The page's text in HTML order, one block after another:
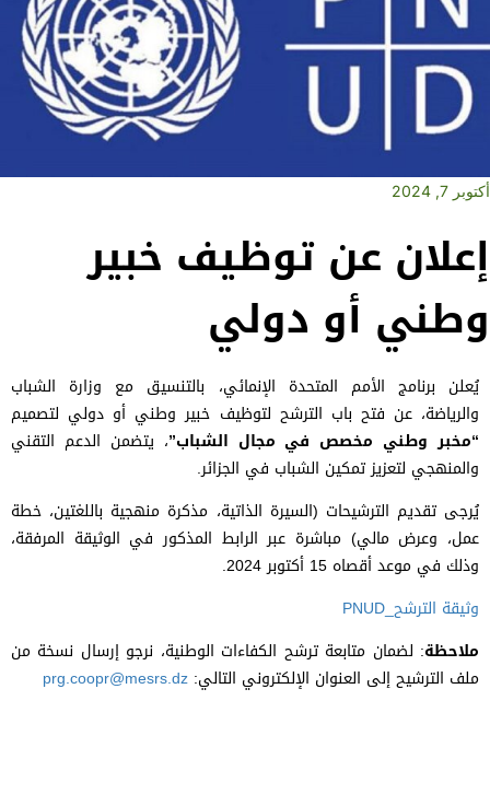
أكتوبر 7, 2024
إعلان عن توظيف خبير
وطني أو دولي
يُعلن برنامج الأمم المتحدة الإنمائي، بالتنسيق مع وزارة الشباب
والرياضة، عن فتح باب الترشح لتوظيف خبير وطني أو دولي لتصميم
“مخبر وطني مخصص في مجال الشباب”، يتضمن الدعم التقني
والمنهجي لتعزيز تمكين الشباب في الجزائر.
يُرجى تقديم الترشيحات (السيرة الذاتية، مذكرة منهجية باللغتين، خطة
عمل، وعرض مالي) مباشرة عبر الرابط المذكور في الوثيقة المرفقة،
وذلك في موعد أقصاه 15 أكتوبر 2024.
وثيقة الترشح_PNUD
ملاحظة: لضمان متابعة ترشح الكفاءات الوطنية، نرجو إرسال نسخة من
ملف الترشيح إلى العنوان الإلكتروني التالي: prg.coopr@mesrs.dz